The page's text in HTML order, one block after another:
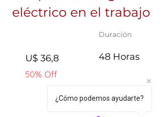
eléctrico en el trabajo
Duración
U$ 36,8 48 Horas
50% Off
¿Cómo podemos ayudarte?